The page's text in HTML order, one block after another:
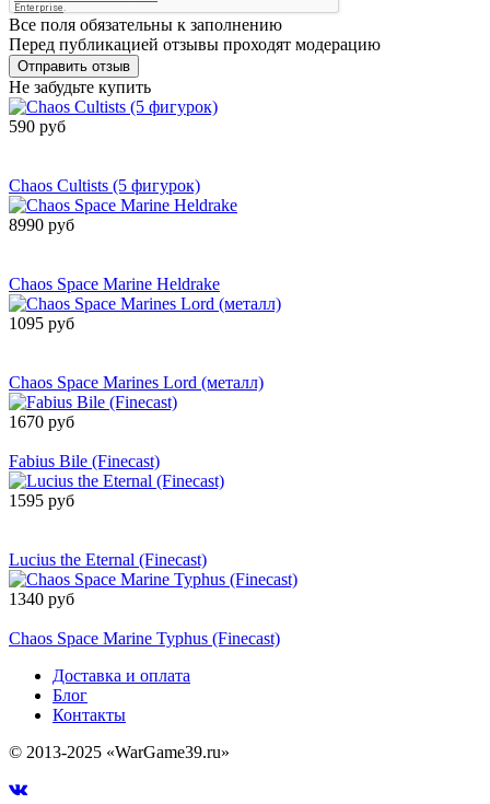
Все поля обязательны к заполнению
Перед публикацией отзывы проходят модерацию
Не забудьте купить
590 руб
Chaos Cultists (5 фигурок)
8990 руб
Chaos Space Marine Heldrake
1095 руб
Chaos Space Marines Lord (металл)
1670 руб
Fabius Bile (Finecast)
1595 руб
Lucius the Eternal (Finecast)
1340 руб
Chaos Space Marine Typhus (Finecast)
Доставка и оплата
Блог
Контакты
© 2013-2025 «WarGame39.ru»